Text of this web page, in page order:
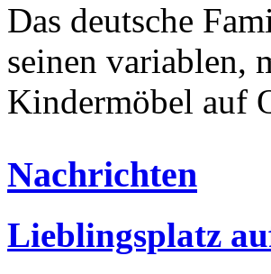
Das deutsche
seinen variablen,
Kindermöbel auf
Nachrichten
Lieblingsplatz